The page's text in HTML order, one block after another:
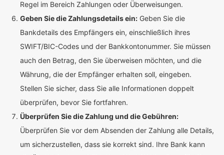
Regel im Bereich Zahlungen oder Überweisungen.
Geben Sie die Zahlungsdetails ein: Geben Sie die
Bankdetails des Empfängers ein, einschließlich ihres
SWIFT/BIC-Codes und der Bankkontonummer. Sie müssen
auch den Betrag, den Sie überweisen möchten, und die
Währung, die der Empfänger erhalten soll, eingeben.
Stellen Sie sicher, dass Sie alle Informationen doppelt
überprüfen, bevor Sie fortfahren.
Überprüfen Sie die Zahlung und die Gebühren:
Überprüfen Sie vor dem Absenden der Zahlung alle Details,
um sicherzustellen, dass sie korrekt sind. Ihre Bank kann